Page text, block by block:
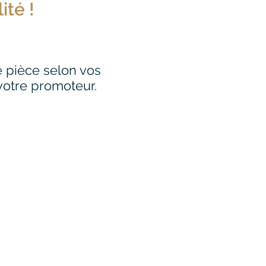
!
pièce selon vos
promoteur.